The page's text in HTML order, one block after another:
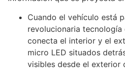
Cuando el vehículo está
revolucionaria tecnología
conecta el interior y el
micro LED situados
visibles desde el exterior